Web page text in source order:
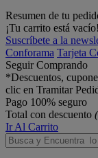
Resumen de tu
¡Tu carrito está vacío!
Suscríbete a la
Conforama Tarjeta
Seguir Comprando
*Descuentos,
clic en Tramitar
Pago 100% seguro
Total con descuento
Ir Al Carrito